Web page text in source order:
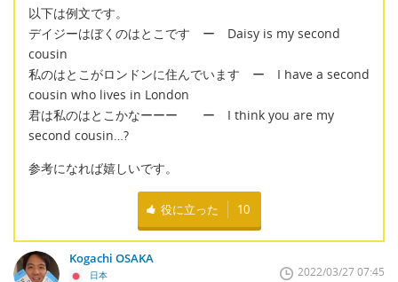
以下は例文です。
デイジーはぼくのはとこです ー Daisy is my second
cousin
私のはとこがロンドンに住んでいます ー I have a second
cousin who lives in London
君は私のはとこかなーーー ー I think you are my
second cousin…?
参考になれば嬉しいです。
役に立った 10
Kogachi OSAKA
日本 2022/03/27 07:45